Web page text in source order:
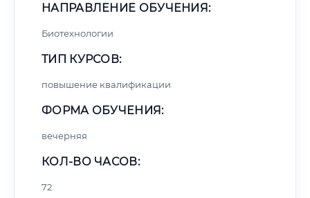
НАПРАВЛЕНИЕ ОБУЧЕНИЯ:
Биотехнологии
ТИП КУРСОВ:
повышение квалификации
ФОРМА ОБУЧЕНИЯ:
вечерняя
КОЛ-ВО ЧАСОВ:
72